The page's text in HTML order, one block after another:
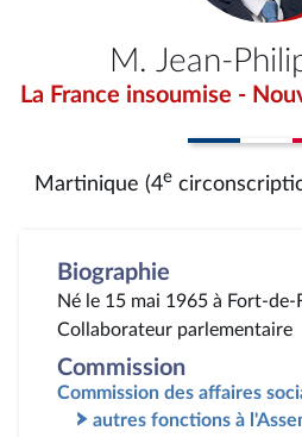
M. Jean-
La France insoumise -
Martinique (4e
Biographie
Né le 15 mai 1965 à Fort-
Collaborateur parlementaire
Commission
Commission des affaires
autres fonctions à